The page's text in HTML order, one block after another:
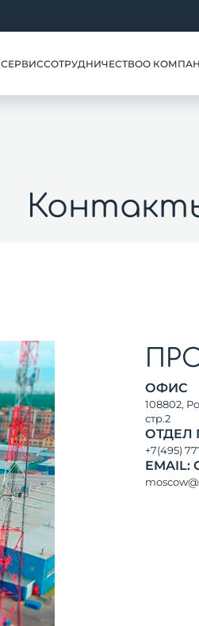
СЕРВИССОТРУДНИЧЕСТВОО
ОФИС
108802,
стр.2
ОТДЕЛ
+7(495)